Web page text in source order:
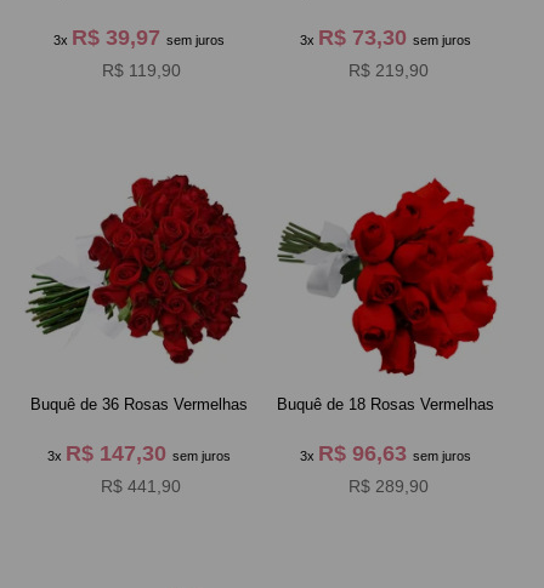
3x R$ 39,97 sem juros
R$ 119,90
3x R$ 73,30sem juros
R$ 219,90
Buquê de 36 Rosas Vermelhas
3x R$ 147,30 sem juros
R$ 441,90
Buquê de 18 Rosas Vermelhas
3x R$ 96,63sem juros
R$ 289,90